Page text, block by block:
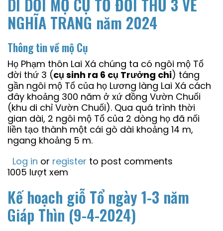
NGHĨA TRANG năm 2024
Thông tin về mộ Cụ
Họ Phạm thôn Lai Xá chúng ta có ngôi mộ Tổ
đời thứ 3 (cụ sinh ra 6 cụ Trưởng chi) táng
gần ngôi mộ Tổ của họ Lương làng Lai Xá cách
đây khoảng 300 năm ở xứ đồng Vườn Chuối
(khu di chỉ Vườn Chuối). Qua quá trình thời
gian dài, 2 ngôi mộ Tổ của 2 dòng họ đã nối
liền tạo thành một cái gò dài khoảng 14 m,
ngang khoảng 5 m.
Log in or register to post comments
1005 lượt xem
Kế hoạch giỗ Tổ ngày 1-3 năm
Giáp Thìn (9-4-2024)